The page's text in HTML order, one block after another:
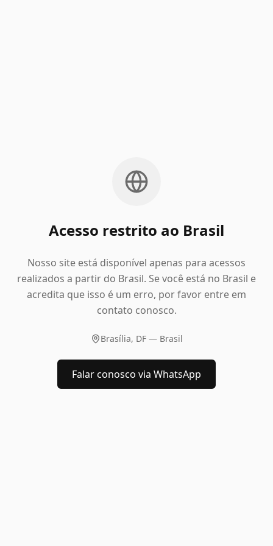
Acesso restrito ao Brasil
Nosso site está disponível apenas para acessos
realizados a partir do Brasil. Se você está no Brasil e
acredita que isso é um erro, por favor entre em
contato conosco.
Brasília, DF — Brasil
Falar conosco via WhatsApp